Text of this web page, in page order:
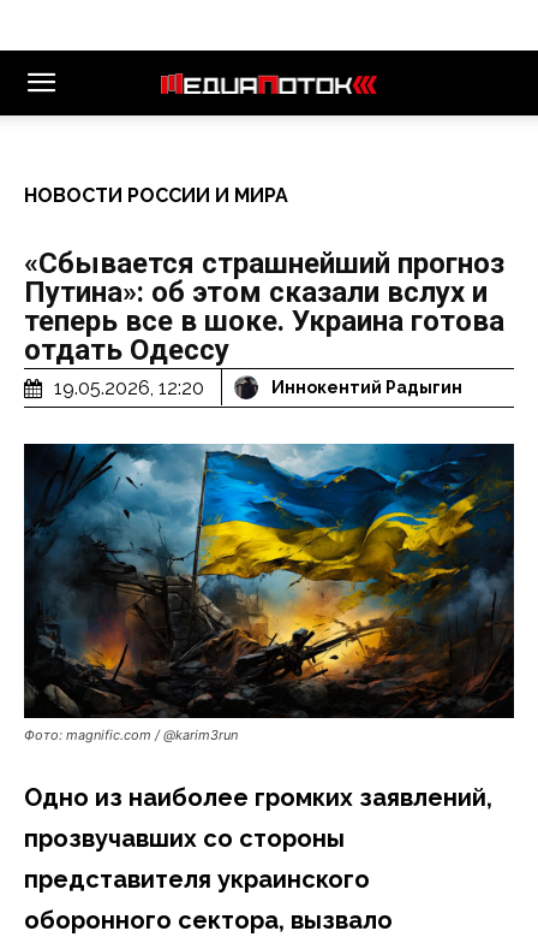
НОВОСТИ РОССИИ И МИРА
«Сбывается страшнейший прогноз
Путина»: об этом сказали вслух и
теперь все в шоке. Украина готова
отдать Одессу
19.05.2026, 12:20 Иннокентий Радыгин
Фото: magnific.com / @karim3run
Одно из наиболее громких заявлений,
прозвучавших со стороны
представителя украинского
оборонного сектора, вызвало